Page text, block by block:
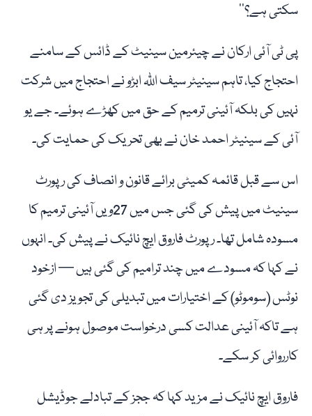
سکتی ہے؟‘‘
پی ٹی آئی ارکان نے چیئرمین سینیٹ کے ڈائس کے سامنے
احتجاج کیا، تاہم سینیٹر سیف اللّٰہ ابڑو نے احتجاج میں شرکت
نہیں کی بلکہ آئینی ترمیم کے حق میں کھڑے ہوئے۔ جے یو
آئی کے سینیٹر احمد خان نے بھی تحریک کی حمایت کی۔
اس سے قبل قائمہ کمیٹی برائے قانون و انصاف کی رپورٹ
سینیٹ میں پیش کی گئی جس میں 27ویں آئینی ترمیم کا
مسودہ شامل تھا۔ رپورٹ فاروق ایچ نائیک نے پیش کی۔ انہوں
نے کہا کہ مسودے میں چند ترامیم کی گئی ہیں — ازخود
نوٹس (سوموٹو) کے اختیارات میں تبدیلی کی تجویز دی گئی
ہے تاکہ آئینی عدالت کسی درخواست موصول ہونے پر ہی
کارروائی کر سکے۔
فاروق ایچ نائیک نے مزید کہا کہ ججز کے تبادلے جوڈیشل